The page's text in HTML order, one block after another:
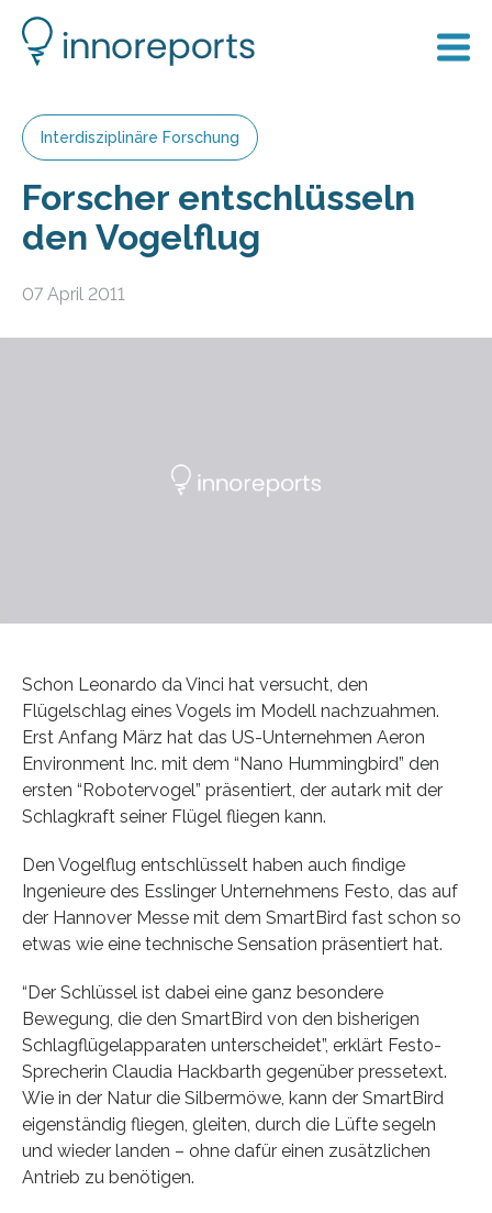
Interdisziplinäre Forschung
Forscher entschlüsseln
den Vogelflug
07 April 2011
Schon Leonardo da Vinci hat versucht, den
Flügelschlag eines Vogels im Modell nachzuahmen.
Erst Anfang März hat das US-Unternehmen Aeron
Environment Inc. mit dem “Nano Hummingbird” den
ersten “Robotervogel” präsentiert, der autark mit der
Schlagkraft seiner Flügel fliegen kann.
Den Vogelflug entschlüsselt haben auch findige
Ingenieure des Esslinger Unternehmens Festo, das auf
der Hannover Messe mit dem SmartBird fast schon so
etwas wie eine technische Sensation präsentiert hat.
“Der Schlüssel ist dabei eine ganz besondere
Bewegung, die den SmartBird von den bisherigen
Schlagflügelapparaten unterscheidet”, erklärt Festo-
Sprecherin Claudia Hackbarth gegenüber pressetext.
Wie in der Natur die Silbermöwe, kann der SmartBird
eigenständig fliegen, gleiten, durch die Lüfte segeln
und wieder landen – ohne dafür einen zusätzlichen
Antrieb zu benötigen.